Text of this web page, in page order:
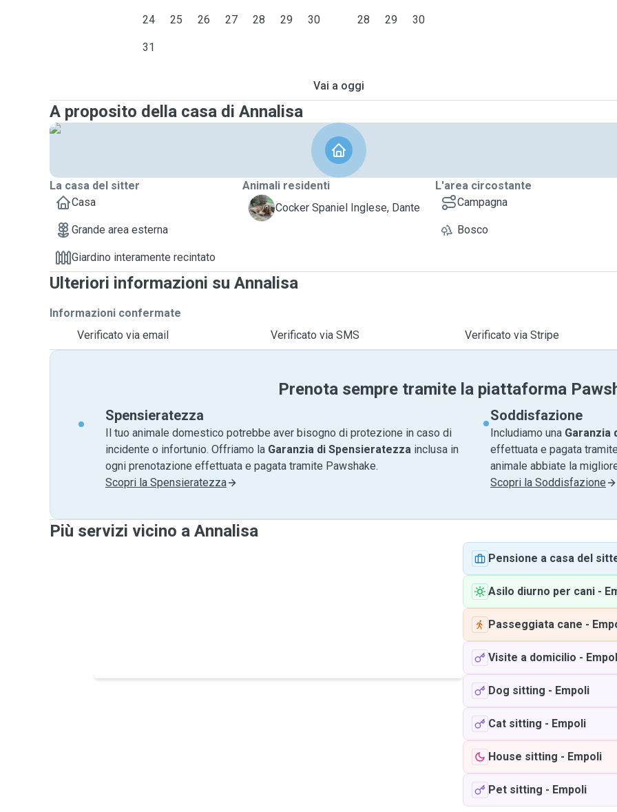
24 25 26 27 28 29 30
31
28 29 30
Vai a oggi
A proposito della casa di Annalisa
La casa del sitter
Casa
Grande area esterna
Giardino interamente recintato
Animali residenti
D
Cocker Spaniel Inglese, Dante
L'area circostante
Campagna
Bosco
Ulteriori informazioni su Annalisa
Informazioni confermate
Verificato via email
Verificato via SMS Verificato via Stripe
Prenota sempre tramite la piattaforma
Spensieratezza
Il tuo animale domestico potrebbe aver bisogno di protezione in caso di
incidente o infortunio. Offriamo la Garanzia di Spensieratezza inclusa in
ogni prenotazione effettuata e pagata tramite Pawshake.
Scopri la Spensieratezza
Soddisfazione
Includiamo una Garanzia
effettuata e pagata
animale abbiate la
Scopri la Soddisfazione
Più servizi vicino a Annalisa
Pensione a casa del
Asilo diurno per cani -
Passeggiata cane -
Visite a domicilio -
Dog sitting - Empoli
Cat sitting - Empoli
House sitting - Empoli
Pet sitting - Empoli